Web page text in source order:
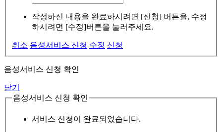
작성하신 내용을 완료하시려면 [신청] 버튼을, 수정
하시려면 [수정]버튼을 눌러주세요.
취소 음성서비스 신청 수정 신청
음성서비스 신청 확인
닫기
음성서비스 신청 확인
서비스 신청이 완료되었습니다.